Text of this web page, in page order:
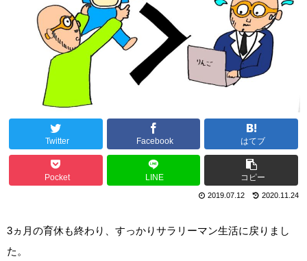
Twitter Facebook はてブ
Pocket LINE コピー
2020.11.24
2019.07.12
3ヵ月の育休も終わり、すっかりサラリーマン生活に戻りまし
た。